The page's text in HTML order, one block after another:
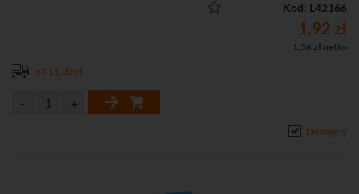
Kod: L42166
1,92 zł
1,56 zł netto
od 11,00 zł
Dostępny